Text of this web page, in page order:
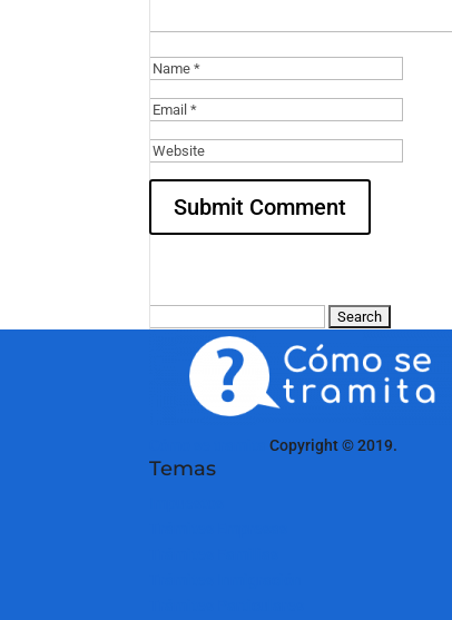
Copyright © 2019.
Temas